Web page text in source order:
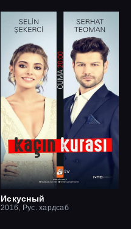
Искусный
2016, Рус. хардсаб